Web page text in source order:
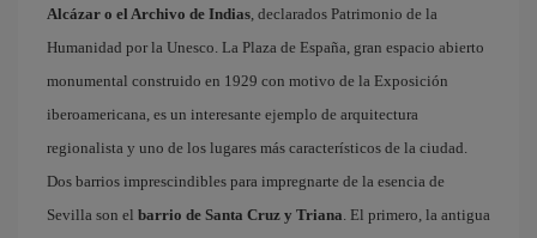
Alcázar o el Archivo de Indias, declarados Patrimonio de la
Humanidad por la Unesco. La Plaza de España, gran espacio abierto
monumental construido en 1929 con motivo de la Exposición
iberoamericana, es un interesante ejemplo de arquitectura
regionalista y uno de los lugares más característicos de la ciudad.
Dos barrios imprescindibles para impregnarte de la esencia de
Sevilla son el barrio de Santa Cruz y Triana. El primero, la antigua